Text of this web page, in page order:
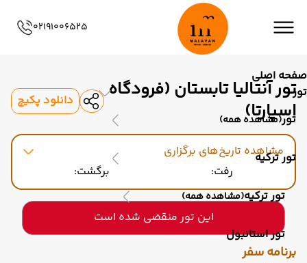
صفحه اصلی
تور
تور(مشاهده همه)
تور ترکیه
تور ترکیه(مشاهده همه)
تور استانبول
02191006525
تور آنتالیا تابستان (فرودگاه
اسپارتا)
دانلود پکیج
مشاهده تاریخ‌های برگزاری
رفت:
برگشت:
این تور منقضی شده است
برنامه سفر